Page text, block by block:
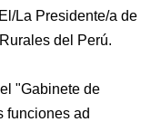
La Presidente/a de
del Perú.
"Gabinete de
funciones ad